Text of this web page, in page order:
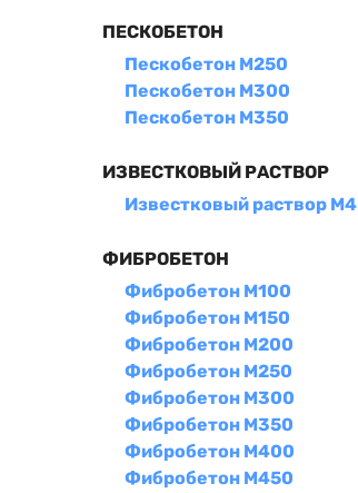
ПЕСКОБЕТОН
Пескобетон М250
Пескобетон М300
Пескобетон М350
ИЗВЕСТКОВЫЙ РАСТВОР
Известковый раствор М4
ФИБРОБЕТОН
Фибробетон М100
Фибробетон М150
Фибробетон М200
Фибробетон М250
Фибробетон М300
Фибробетон М350
Фибробетон М400
Фибробетон М450